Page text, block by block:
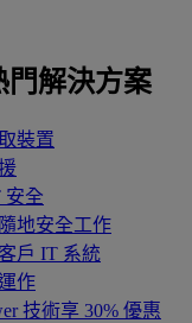
門解決方案
裝置
安全
地安全工作
戶 IT 系統
作
技術享 30% 優惠